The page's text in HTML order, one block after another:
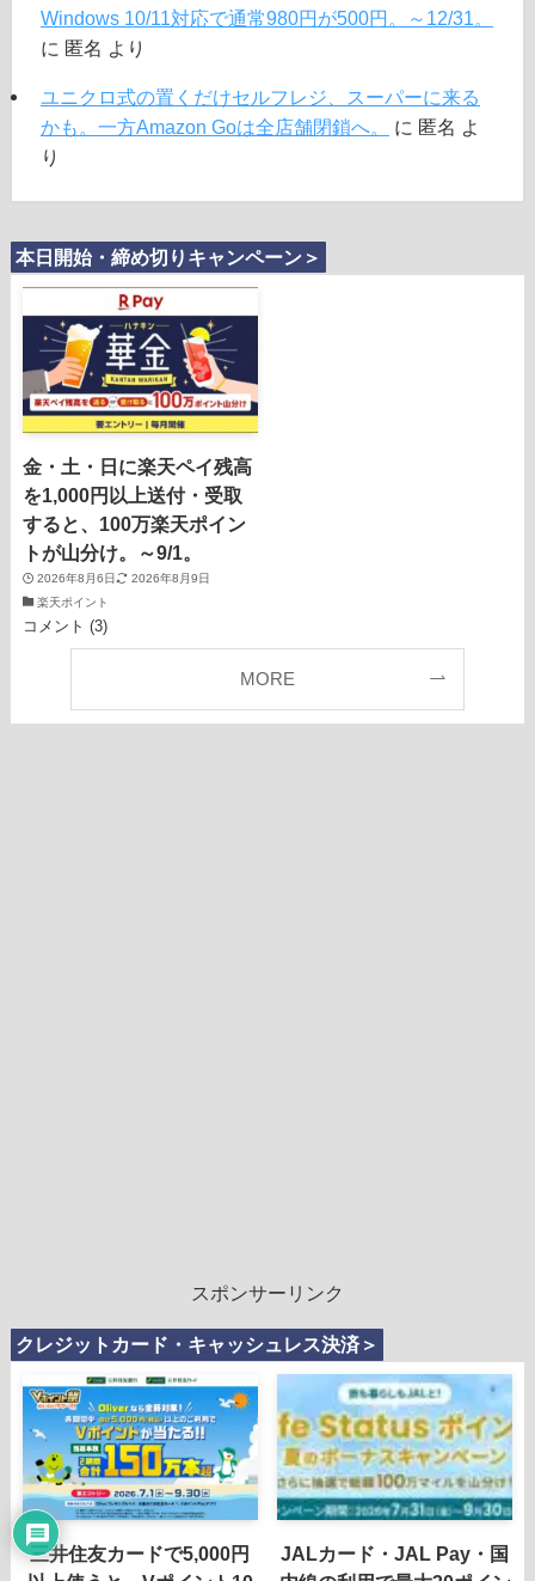
Windows 10/11対応で通常980円が500円。～12/31。
に 匿名 より
ユニクロ式の置くだけセルフレジ、スーパーに来る
かも。一方Amazon Goは全店舗閉鎖へ。
に 匿名 よ
り
本日開始・締め切りキャンペーン＞
金・土・日に楽天ペイ残高
を1,000円以上送付・受取
すると、100万楽天ポイン
トが山分け。～9/1。
2026年8月6日
2026年8月9日
楽天ポイント
コメント (3)
MORE
スポンサーリンク
クレジットカード・キャッシュレス決済＞
三井住友カードで5,000円
JALカード・JAL Pay・国